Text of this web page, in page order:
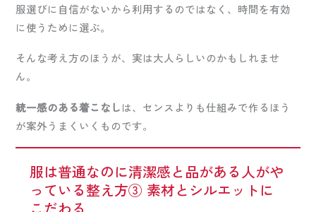
服選びに自信がないから利用するのではなく、時間を有効
に使うために選ぶ。
そんな考え方のほうが、実は大人らしいのかもしれませ
ん。
統一感のある着こなしは、センスよりも仕組みで作るほう
が案外うまくいくものです。
服は普通なのに清潔感と品がある人がや
っている整え方③ 素材とシルエットに